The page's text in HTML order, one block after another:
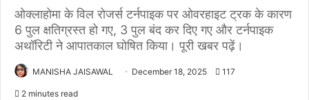
ओक्लाहोमा के विल रोजर्स टर्नपाइक पर ओवरहाइट ट्रक के कारण
6 पुल क्षतिग्रस्त हो गए, 3 पुल बंद कर दिए गए और टर्नपाइक
अथॉरिटी ने आपातकाल घोषित किया। पूरी खबर पढ़ें।
MANISHA JAISAWAL December 18, 2025 117
2 minutes read